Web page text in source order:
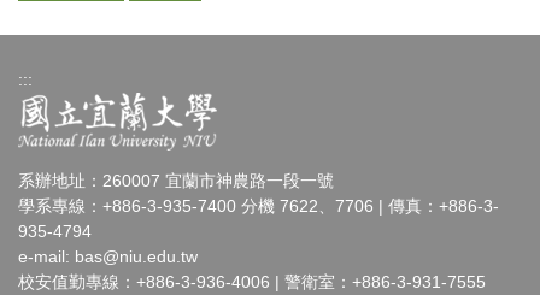
:::
系辦地址：260007 宜蘭市神農路一段一號
學系專線：+886-3-935-7400 分機 7622、7706 | 傳真：+886-3-
935-4794
e-mail: bas@niu.edu.tw
校安值勤專線：+886-3-936-4006 | 警衛室：+886-3-931-7555